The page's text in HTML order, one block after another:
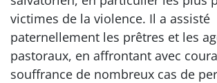
victimes de la violence. Il a assisté
paternellement les prêtres et les
pastoraux, en affrontant avec
souffrance de nombreux cas de